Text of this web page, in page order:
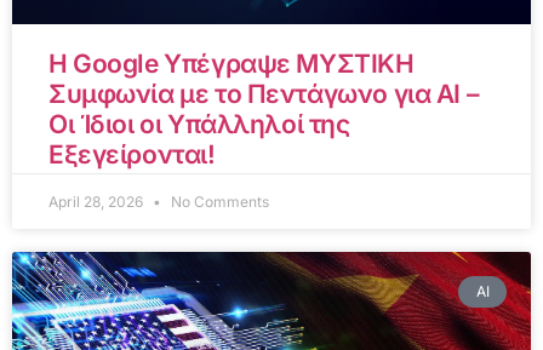
Η Google Υπέγραψε ΜΥΣΤΙΚΗ
Συμφωνία με το Πεντάγωνο για AI –
Οι Ίδιοι οι Υπάλληλοί της
Εξεγείρονται!
April 28, 2026 No Comments
AI